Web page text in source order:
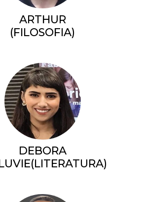
ARTHUR
(FILOSOFIA)
DEBORA